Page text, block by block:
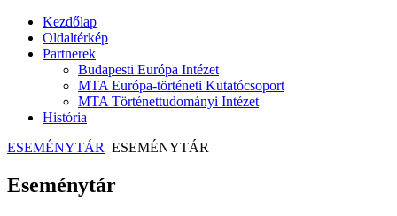
Kezdőlap
Oldaltérkép
Partnerek
Budapesti Európa Intézet
MTA Európa-történeti Kutatócsoport
MTA Történettudományi Intézet
História
ESEMÉNYTÁR ESEMÉNYTÁR
Eseménytár